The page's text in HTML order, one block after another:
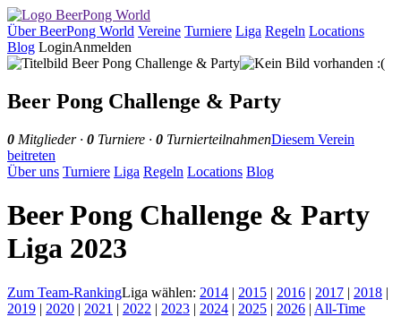
Über BeerPong World Vereine Turniere Liga Regeln Locations
Blog LoginAnmelden
Beer Pong Challenge & Party
0 Mitglieder · 0 Turniere · 0 TurnierteilnahmenDiesem Verein
beitreten
Über uns Turniere Liga Regeln Locations Blog
Beer Pong Challenge & Party
Liga 2023
Zum Team-RankingLiga wählen: 2014 | 2015 | 2016 | 2017 | 2018 |
2019 | 2020 | 2021 | 2022 | 2023 | 2024 | 2025 | 2026 | All-Time